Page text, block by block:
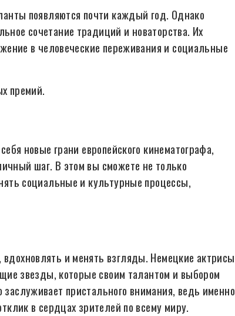
появляются почти каждый год. Однако
сочетание традиций и новаторства. Их
в человеческие переживания и социальные
премий.
новые грани европейского кинематографа,
шаг. В этом вы сможете не только
социальные и культурные процессы,
и менять взгляды. Немецкие актрисы
звезды, которые своим талантом и выбором
пристального внимания, ведь именно
в сердцах зрителей по всему миру.